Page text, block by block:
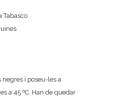
Tabasco
negres i poseu-les a
a 45 ºC. Han de quedar